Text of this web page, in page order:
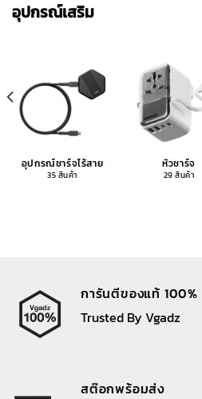
อุปกรณ์เสริม
อุปกรณ์ชาร์จไร้สาย
35 สินค้า
หัวชาร์จ
29 สินค้า
การันตีของแท้ 100%
Trusted By Vgadz
สต๊อกพร้อมส่ง